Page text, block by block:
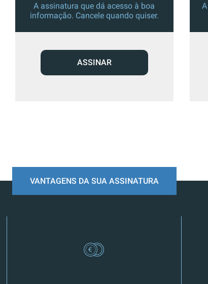
A assinatura que dá acesso à boa
informação. Cancele quando quiser.
ASSINAR
VANTAGENS DA SUA ASSINATURA